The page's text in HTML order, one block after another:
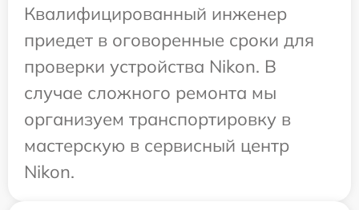
Квалифицированный инженер
приедет в оговоренные сроки для
проверки устройства Nikon. В
случае сложного ремонта мы
организуем транспортировку в
мастерскую в сервисный центр
Nikon.